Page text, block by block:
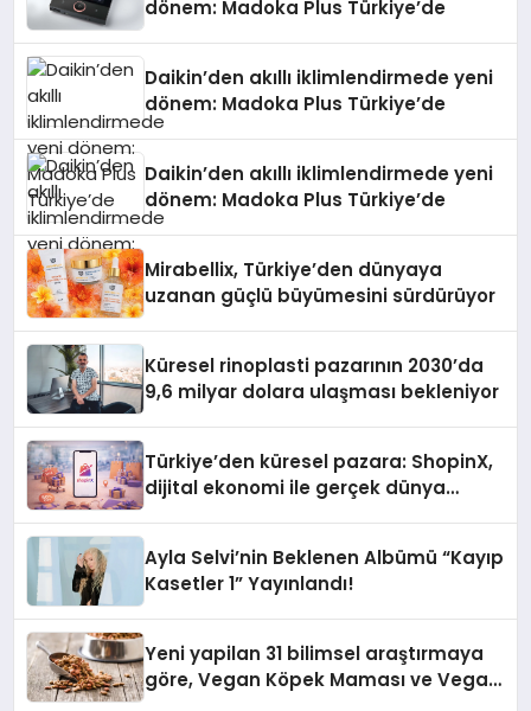
dönem: Madoka Plus Türkiye’de
Daikin’den akıllı iklimlendirmede yeni
dönem: Madoka Plus Türkiye’de
Daikin’den akıllı iklimlendirmede yeni
dönem: Madoka Plus Türkiye’de
Mirabellix, Türkiye’den dünyaya
uzanan güçlü büyümesini sürdürüyor
Küresel rinoplasti pazarının 2030’da
9,6 milyar dolara ulaşması bekleniyor
Türkiye’den küresel pazara: ShopinX,
dijital ekonomi ile gerçek dünya
Ayla Selvi’nin Beklenen Albümü “Kayıp
Kasetler 1” Yayınlandı!
Yeni yapilan 31 bilimsel araştırmaya
göre, Vegan Köpek Maması ve Vegan